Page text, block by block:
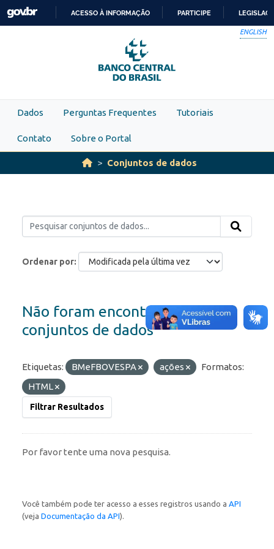
Skip to main content
PARA
O
CONTEÚDO
ACESSO À INFORMAÇÃO PARTICIPE
ENGLISH
Dados Perguntas Frequentes Tutoriais
Contato Sobre o Portal
Conjuntos de dados
Ordenar por
Não foram encontrados
conjuntos de dados
Etiquetas: BMeFBOVESPA ações
Formatos:
HTML
Filtrar Resultados
Por favor tente uma nova pesquisa.
Você também pode ter acesso a esses registros usando a API
(veja Documentação da API).